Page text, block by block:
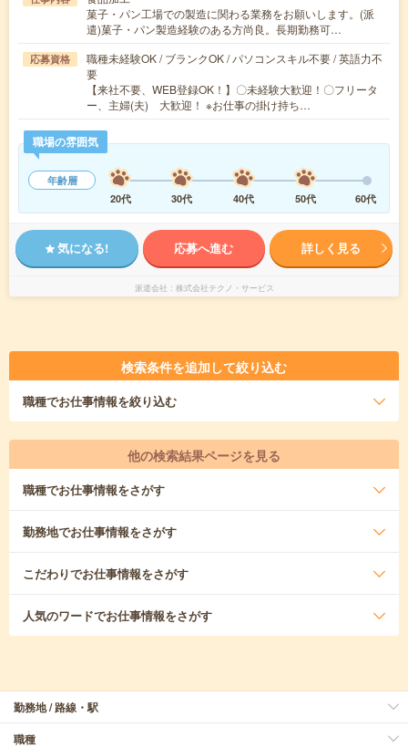
菓子・パン工場での製造に関わる業務をお願いします。(派
遣)菓子・パン製造経験のある方尚良。長期勤務可…
応募資格
職種未経験OK / ブランクOK / パソコンスキル不要 / 英語力不
要
【来社不要、WEB登録OK！】〇未経験大歓迎！〇フリータ
ー、主婦(夫) 大歓迎！ ※お仕事の掛け持ち…
職場の雰囲気
年齢層
20代
30代 40代 50代 60代
気になる! 応募へ進む 詳しく見る
派遣会社 株式会社テクノ・サービス
検索条件を追加して絞り込む
職種でお仕事情報を絞り込む
他の検索結果ページを見る
職種でお仕事情報をさがす
勤務地でお仕事情報をさがす
こだわりでお仕事情報をさがす
人気のワードでお仕事情報をさがす
勤務地 / 路線・駅
職種